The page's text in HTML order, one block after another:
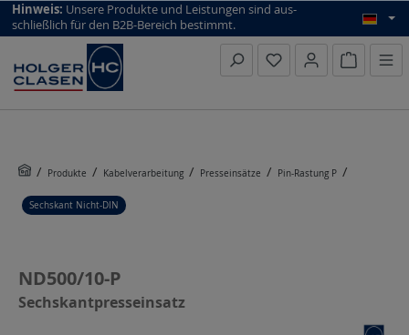
top scroll helper
Hinweis: Unsere Produkte und Leistungen sind aus­
schließlich für den B2B-Bereich bestimmt.
Produkte Kabelverarbeitung Presseinsätze Pin-Rastung P
Sechskant Nicht-DIN
ND500/10-P
Sechskantpresseinsatz